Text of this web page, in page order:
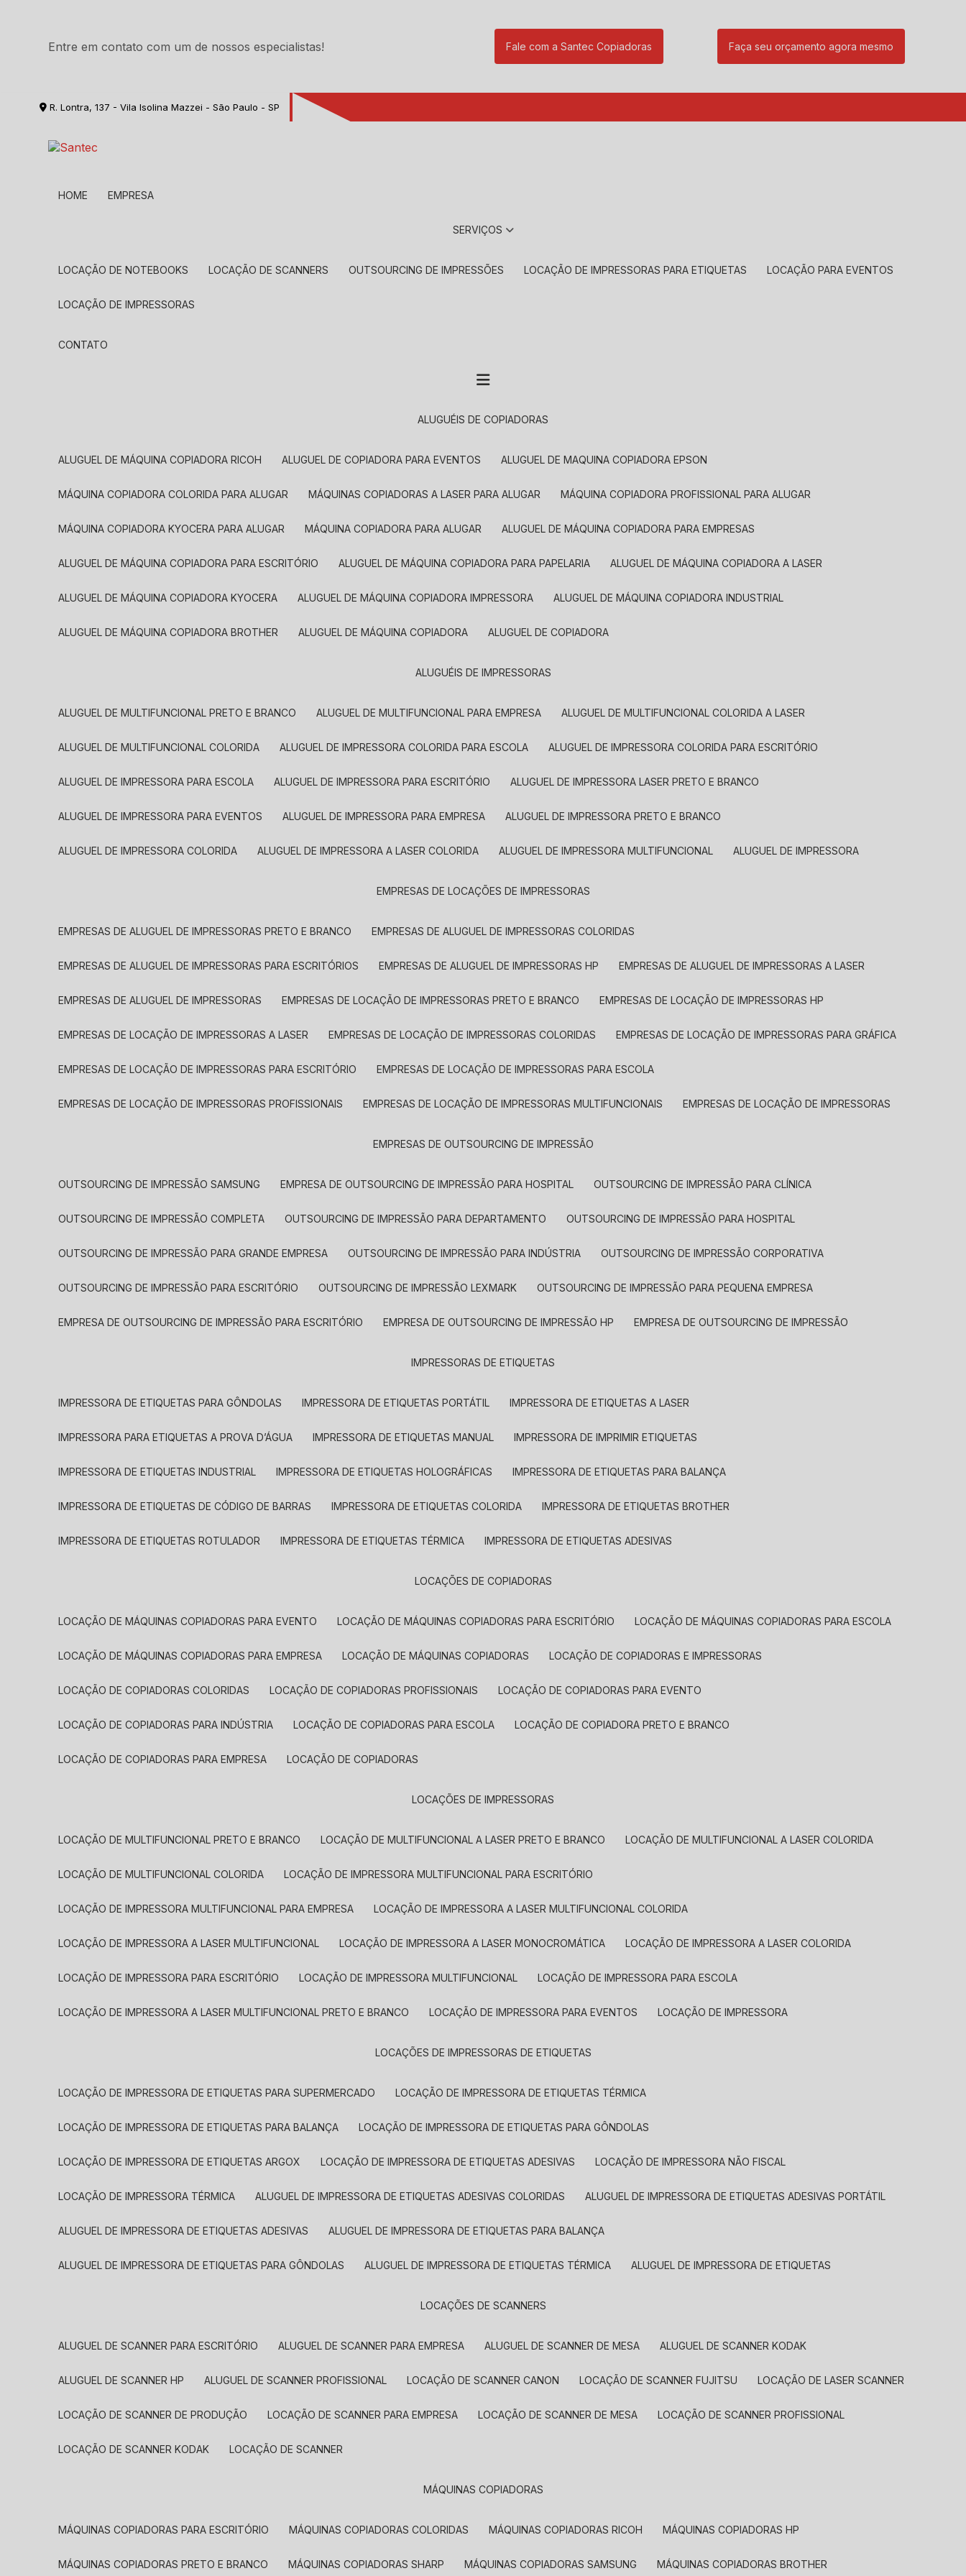
Entre em contato com um de nossos especialistas! Fale com a Santec Copiadoras Faça seu orçamento agora mesmo
R. Lontra, 137 - Vila Isolina Mazzei - São Paulo - SP
HOME EMPRESA
SERVIÇOS
LOCAÇÃO DE NOTEBOOKS LOCAÇÃO DE SCANNERS OUTSOURCING DE IMPRESSÕES LOCAÇÃO DE IMPRESSORAS PARA ETIQUETAS LOCAÇÃO PARA EVENTOS
LOCAÇÃO DE IMPRESSORAS
CONTATO
ALUGUÉIS DE COPIADORAS
ALUGUEL DE MÁQUINA COPIADORA RICOH ALUGUEL DE COPIADORA PARA EVENTOS ALUGUEL DE MAQUINA COPIADORA EPSON
MÁQUINA COPIADORA COLORIDA PARA ALUGAR MÁQUINAS COPIADORAS A LASER PARA ALUGAR MÁQUINA COPIADORA PROFISSIONAL PARA ALUGAR
MÁQUINA COPIADORA KYOCERA PARA ALUGAR MÁQUINA COPIADORA PARA ALUGAR ALUGUEL DE MÁQUINA COPIADORA PARA EMPRESAS
ALUGUEL DE MÁQUINA COPIADORA PARA ESCRITÓRIO ALUGUEL DE MÁQUINA COPIADORA PARA PAPELARIA ALUGUEL DE MÁQUINA COPIADORA A LASER
ALUGUEL DE MÁQUINA COPIADORA KYOCERA ALUGUEL DE MÁQUINA COPIADORA IMPRESSORA ALUGUEL DE MÁQUINA COPIADORA INDUSTRIAL
ALUGUEL DE MÁQUINA COPIADORA BROTHER ALUGUEL DE MÁQUINA COPIADORA ALUGUEL DE COPIADORA
ALUGUÉIS DE IMPRESSORAS
ALUGUEL DE MULTIFUNCIONAL PRETO E BRANCO ALUGUEL DE MULTIFUNCIONAL PARA EMPRESA ALUGUEL DE MULTIFUNCIONAL COLORIDA A LASER
ALUGUEL DE MULTIFUNCIONAL COLORIDA ALUGUEL DE IMPRESSORA COLORIDA PARA ESCOLA ALUGUEL DE IMPRESSORA COLORIDA PARA ESCRITÓRIO
ALUGUEL DE IMPRESSORA PARA ESCOLA ALUGUEL DE IMPRESSORA PARA ESCRITÓRIO ALUGUEL DE IMPRESSORA LASER PRETO E BRANCO
ALUGUEL DE IMPRESSORA PARA EVENTOS ALUGUEL DE IMPRESSORA PARA EMPRESA ALUGUEL DE IMPRESSORA PRETO E BRANCO
ALUGUEL DE IMPRESSORA COLORIDA ALUGUEL DE IMPRESSORA A LASER COLORIDA ALUGUEL DE IMPRESSORA MULTIFUNCIONAL ALUGUEL DE IMPRESSORA
EMPRESAS DE LOCAÇÕES DE IMPRESSORAS
EMPRESAS DE ALUGUEL DE IMPRESSORAS PRETO E BRANCO EMPRESAS DE ALUGUEL DE IMPRESSORAS COLORIDAS
EMPRESAS DE ALUGUEL DE IMPRESSORAS PARA ESCRITÓRIOS EMPRESAS DE ALUGUEL DE IMPRESSORAS HP EMPRESAS DE ALUGUEL DE IMPRESSORAS A LASER
EMPRESAS DE ALUGUEL DE IMPRESSORAS EMPRESAS DE LOCAÇÃO DE IMPRESSORAS PRETO E BRANCO EMPRESAS DE LOCAÇÃO DE IMPRESSORAS HP
EMPRESAS DE LOCAÇÃO DE IMPRESSORAS A LASER EMPRESAS DE LOCAÇÃO DE IMPRESSORAS COLORIDAS EMPRESAS DE LOCAÇÃO DE IMPRESSORAS PARA GRÁFICA
EMPRESAS DE LOCAÇÃO DE IMPRESSORAS PARA ESCRITÓRIO EMPRESAS DE LOCAÇÃO DE IMPRESSORAS PARA ESCOLA
EMPRESAS DE LOCAÇÃO DE IMPRESSORAS PROFISSIONAIS EMPRESAS DE LOCAÇÃO DE IMPRESSORAS MULTIFUNCIONAIS EMPRESAS DE LOCAÇÃO DE IMPRESSORAS
EMPRESAS DE OUTSOURCING DE IMPRESSÃO
OUTSOURCING DE IMPRESSÃO SAMSUNG EMPRESA DE OUTSOURCING DE IMPRESSÃO PARA HOSPITAL OUTSOURCING DE IMPRESSÃO PARA CLÍNICA
OUTSOURCING DE IMPRESSÃO COMPLETA OUTSOURCING DE IMPRESSÃO PARA DEPARTAMENTO OUTSOURCING DE IMPRESSÃO PARA HOSPITAL
OUTSOURCING DE IMPRESSÃO PARA GRANDE EMPRESA OUTSOURCING DE IMPRESSÃO PARA INDÚSTRIA OUTSOURCING DE IMPRESSÃO CORPORATIVA
OUTSOURCING DE IMPRESSÃO PARA ESCRITÓRIO OUTSOURCING DE IMPRESSÃO LEXMARK OUTSOURCING DE IMPRESSÃO PARA PEQUENA EMPRESA
EMPRESA DE OUTSOURCING DE IMPRESSÃO PARA ESCRITÓRIO EMPRESA DE OUTSOURCING DE IMPRESSÃO HP EMPRESA DE OUTSOURCING DE IMPRESSÃO
IMPRESSORAS DE ETIQUETAS
IMPRESSORA DE ETIQUETAS PARA GÔNDOLAS IMPRESSORA DE ETIQUETAS PORTÁTIL IMPRESSORA DE ETIQUETAS A LASER
IMPRESSORA PARA ETIQUETAS A PROVA D’ÁGUA IMPRESSORA DE ETIQUETAS MANUAL IMPRESSORA DE IMPRIMIR ETIQUETAS
IMPRESSORA DE ETIQUETAS INDUSTRIAL IMPRESSORA DE ETIQUETAS HOLOGRÁFICAS IMPRESSORA DE ETIQUETAS PARA BALANÇA
IMPRESSORA DE ETIQUETAS DE CÓDIGO DE BARRAS IMPRESSORA DE ETIQUETAS COLORIDA IMPRESSORA DE ETIQUETAS BROTHER
IMPRESSORA DE ETIQUETAS ROTULADOR IMPRESSORA DE ETIQUETAS TÉRMICA IMPRESSORA DE ETIQUETAS ADESIVAS
LOCAÇÕES DE COPIADORAS
LOCAÇÃO DE MÁQUINAS COPIADORAS PARA EVENTO LOCAÇÃO DE MÁQUINAS COPIADORAS PARA ESCRITÓRIO LOCAÇÃO DE MÁQUINAS COPIADORAS PARA ESCOLA
LOCAÇÃO DE MÁQUINAS COPIADORAS PARA EMPRESA LOCAÇÃO DE MÁQUINAS COPIADORAS LOCAÇÃO DE COPIADORAS E IMPRESSORAS
LOCAÇÃO DE COPIADORAS COLORIDAS LOCAÇÃO DE COPIADORAS PROFISSIONAIS LOCAÇÃO DE COPIADORAS PARA EVENTO
LOCAÇÃO DE COPIADORAS PARA INDÚSTRIA LOCAÇÃO DE COPIADORAS PARA ESCOLA LOCAÇÃO DE COPIADORA PRETO E BRANCO
LOCAÇÃO DE COPIADORAS PARA EMPRESA LOCAÇÃO DE COPIADORAS
LOCAÇÕES DE IMPRESSORAS
LOCAÇÃO DE MULTIFUNCIONAL PRETO E BRANCO LOCAÇÃO DE MULTIFUNCIONAL A LASER PRETO E BRANCO LOCAÇÃO DE MULTIFUNCIONAL A LASER COLORIDA
LOCAÇÃO DE MULTIFUNCIONAL COLORIDA LOCAÇÃO DE IMPRESSORA MULTIFUNCIONAL PARA ESCRITÓRIO
LOCAÇÃO DE IMPRESSORA MULTIFUNCIONAL PARA EMPRESA LOCAÇÃO DE IMPRESSORA A LASER MULTIFUNCIONAL COLORIDA
LOCAÇÃO DE IMPRESSORA A LASER MULTIFUNCIONAL LOCAÇÃO DE IMPRESSORA A LASER MONOCROMÁTICA LOCAÇÃO DE IMPRESSORA A LASER COLORIDA
LOCAÇÃO DE IMPRESSORA PARA ESCRITÓRIO LOCAÇÃO DE IMPRESSORA MULTIFUNCIONAL LOCAÇÃO DE IMPRESSORA PARA ESCOLA
LOCAÇÃO DE IMPRESSORA A LASER MULTIFUNCIONAL PRETO E BRANCO LOCAÇÃO DE IMPRESSORA PARA EVENTOS LOCAÇÃO DE IMPRESSORA
LOCAÇÕES DE IMPRESSORAS DE ETIQUETAS
LOCAÇÃO DE IMPRESSORA DE ETIQUETAS PARA SUPERMERCADO LOCAÇÃO DE IMPRESSORA DE ETIQUETAS TÉRMICA
LOCAÇÃO DE IMPRESSORA DE ETIQUETAS PARA BALANÇA LOCAÇÃO DE IMPRESSORA DE ETIQUETAS PARA GÔNDOLAS
LOCAÇÃO DE IMPRESSORA DE ETIQUETAS ARGOX LOCAÇÃO DE IMPRESSORA DE ETIQUETAS ADESIVAS LOCAÇÃO DE IMPRESSORA NÃO FISCAL
LOCAÇÃO DE IMPRESSORA TÉRMICA ALUGUEL DE IMPRESSORA DE ETIQUETAS ADESIVAS COLORIDAS ALUGUEL DE IMPRESSORA DE ETIQUETAS ADESIVAS PORTÁTIL
ALUGUEL DE IMPRESSORA DE ETIQUETAS ADESIVAS ALUGUEL DE IMPRESSORA DE ETIQUETAS PARA BALANÇA
ALUGUEL DE IMPRESSORA DE ETIQUETAS PARA GÔNDOLAS ALUGUEL DE IMPRESSORA DE ETIQUETAS TÉRMICA ALUGUEL DE IMPRESSORA DE ETIQUETAS
LOCAÇÕES DE SCANNERS
ALUGUEL DE SCANNER PARA ESCRITÓRIO ALUGUEL DE SCANNER PARA EMPRESA ALUGUEL DE SCANNER DE MESA ALUGUEL DE SCANNER KODAK
ALUGUEL DE SCANNER HP ALUGUEL DE SCANNER PROFISSIONAL LOCAÇÃO DE SCANNER CANON LOCAÇÃO DE SCANNER FUJITSU LOCAÇÃO DE LASER SCANNER
LOCAÇÃO DE SCANNER DE PRODUÇÃO LOCAÇÃO DE SCANNER PARA EMPRESA LOCAÇÃO DE SCANNER DE MESA LOCAÇÃO DE SCANNER PROFISSIONAL
LOCAÇÃO DE SCANNER KODAK LOCAÇÃO DE SCANNER
MÁQUINAS COPIADORAS
MÁQUINAS COPIADORAS PARA ESCRITÓRIO MÁQUINAS COPIADORAS COLORIDAS MÁQUINAS COPIADORAS RICOH MÁQUINAS COPIADORAS HP
MÁQUINAS COPIADORAS PRETO E BRANCO MÁQUINAS COPIADORAS SHARP MÁQUINAS COPIADORAS SAMSUNG MÁQUINAS COPIADORAS BROTHER